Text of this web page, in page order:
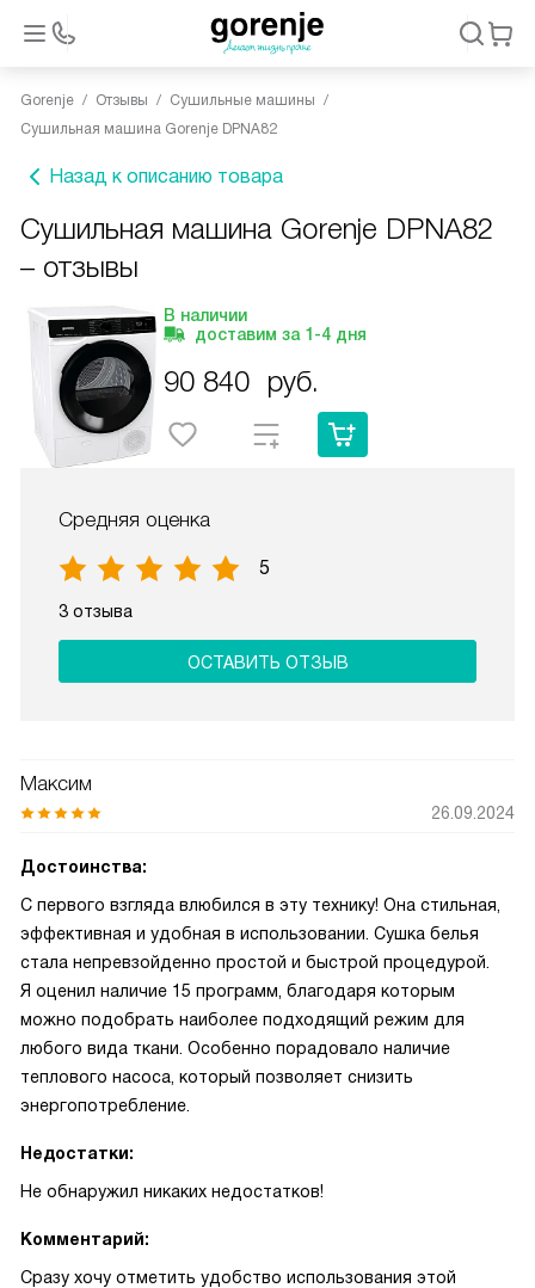
Gorenje Отзывы
Сушильные машины
Сушильная машина Gorenje DPNA82
Назад к описанию товара
Сушильная машина Gorenje DPNA82
– отзывы
В наличии
доставим за 1-4 дня
90 840 руб.
Средняя оценка
5
3 отзыва
ОСТАВИТЬ ОТЗЫВ
Максим
26.09.2024
Достоинства:
С первого взгляда влюбился в эту технику! Она стильная,
эффективная и удобная в использовании. Сушка белья
стала непревзойденно простой и быстрой процедурой.
Я оценил наличие 15 программ, благодаря которым
можно подобрать наиболее подходящий режим для
любого вида ткани. Особенно порадовало наличие
теплового насоса, который позволяет снизить
энергопотребление.
Недостатки:
Не обнаружил никаких недостатков!
Комментарий:
Сразу хочу отметить удобство использования этой